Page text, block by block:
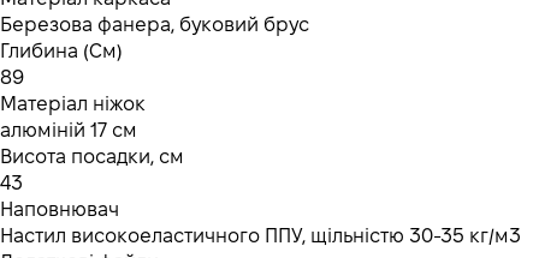
Березова фанера, буковий брус
Глибина (См)
89
Матеріал ніжок
алюміній 17 см
Висота посадки, см
43
Наповнювач
Настил високоеластичного ППУ, щільністю 30-35 кг/м3